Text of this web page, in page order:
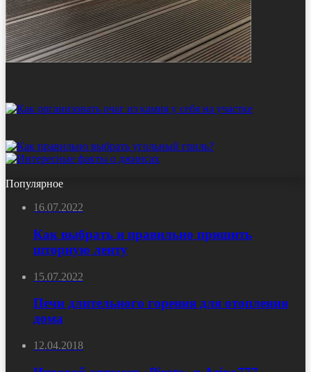
Популярное
16.07.2022
Как выбрать и правильно пришить
шторную ленту
15.07.2022
Печи длительного горения для отопления
дома
12.04.2018